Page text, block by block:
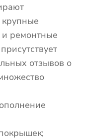
ремонтные
отзывов о